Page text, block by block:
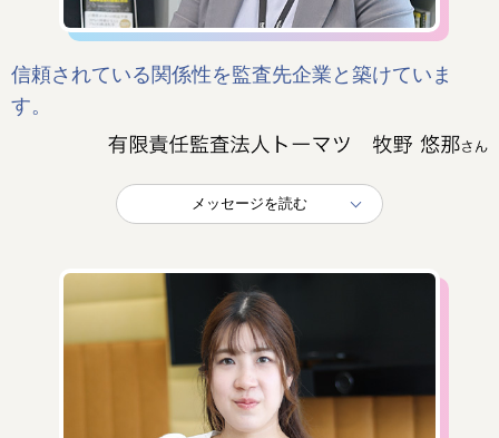
信頼されている関係性を監査先企業と築けていま
す。
メッセージを読む